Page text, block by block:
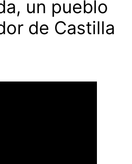
un pueblo
de Castilla